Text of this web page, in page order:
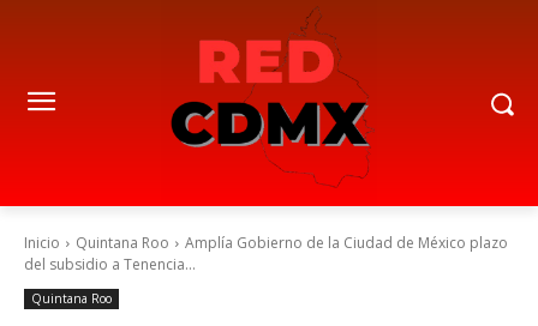
Inicio Quintana Roo
Amplía Gobierno de la Ciudad de México plazo
del subsidio a Tenencia...
Quintana Roo